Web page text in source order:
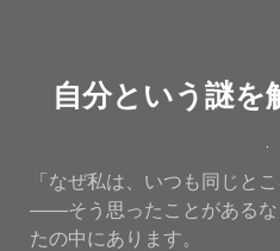
自分という謎を
「なぜ私は、いつも同じと
——そう思ったことがあるな
たの中にあります。